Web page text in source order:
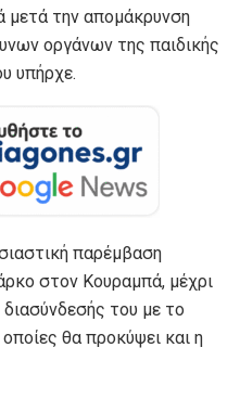
μετά την απομάκρυνση
οργάνων της παιδικής
υπήρχε.
παρέμβαση
στον Κουραμπά, μέχρι
του με το
θα προκύψει και η